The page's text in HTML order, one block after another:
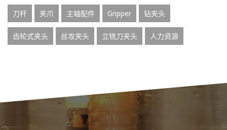
刀杆 夹爪 主轴配件 Gripper 钻夹头
齿轮式夹头 丝攻夹头 立铣刀夹头 人力资源